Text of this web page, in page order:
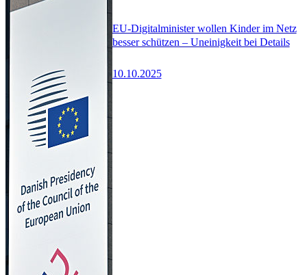
EU-Digitalminister wollen Kinder im Netz
besser schützen – Uneinigkeit bei Details
10.10.2025